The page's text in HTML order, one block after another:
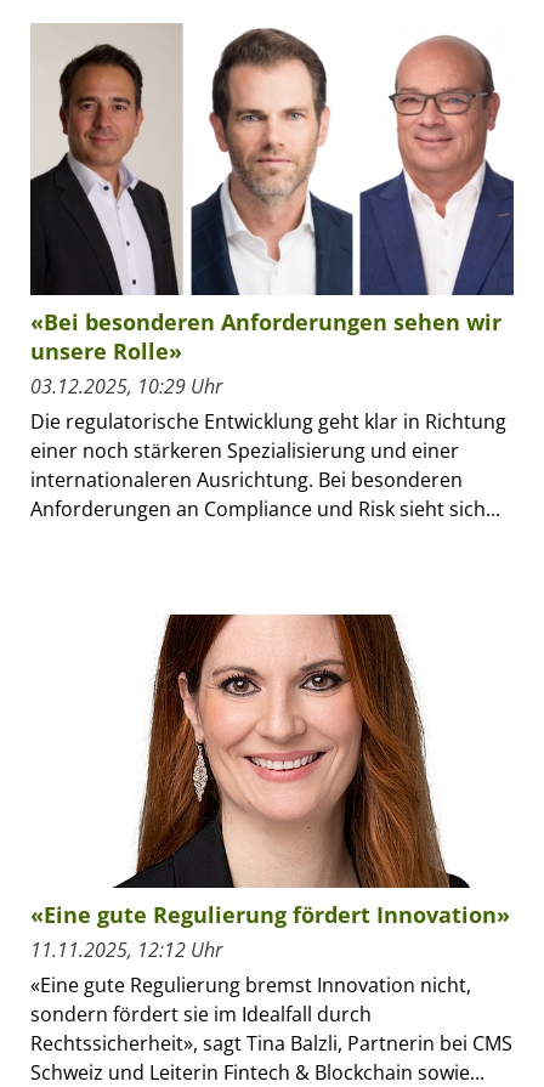
«Bei besonderen Anforderungen sehen wir
unsere Rolle»
03.12.2025, 10:29 Uhr
Die regulatorische Entwicklung geht klar in Richtung
einer noch stärkeren Spezialisierung und einer
internationaleren Ausrichtung. Bei besonderen
Anforderungen an Compliance und Risk sieht sich...
«Eine gute Regulierung fördert Innovation»
11.11.2025, 12:12 Uhr
«Eine gute Regulierung bremst Innovation nicht,
sondern fördert sie im Idealfall durch
Rechtssicherheit», sagt Tina Balzli, Partnerin bei CMS
Schweiz und Leiterin Fintech & Blockchain sowie...